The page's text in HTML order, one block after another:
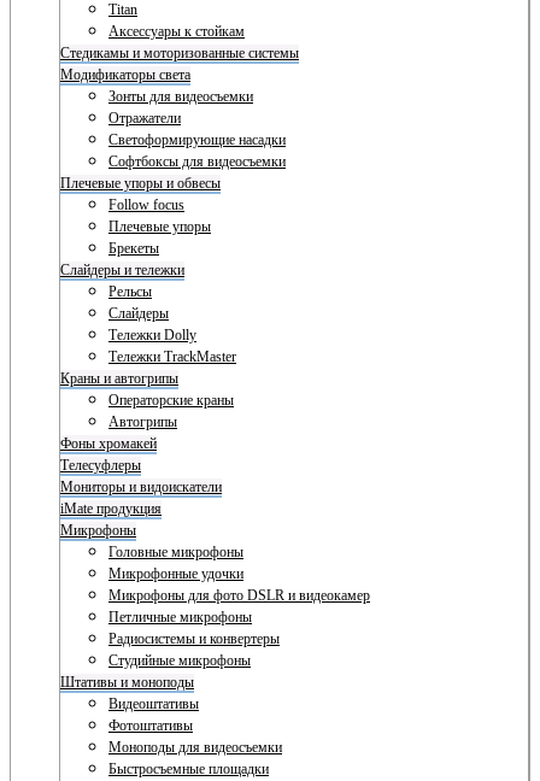
Titan
Аксессуары к стойкам
Стедикамы и моторизованные системы
Модификаторы света
Зонты для видеосъемки
Отражатели
Светоформирующие насадки
Софтбоксы для видеосъемки
Плечевые упоры и обвесы
Follow focus
Плечевые упоры
Брекеты
Слайдеры и тележки
Рельсы
Слайдеры
Тележки Dolly
Тележки TrackMaster
Краны и автогрипы
Операторские краны
Автогрипы
Фоны хромакей
Телесуфлеры
Мониторы и видоискатели
iMate продукция
Микрофоны
Головные микрофоны
Микрофонные удочки
Микрофоны для фото DSLR и видеокамер
Петличные микрофоны
Радиосистемы и конвертеры
Студийные микрофоны
Штативы и моноподы
Видеоштативы
Фотоштативы
Моноподы для видеосъемки
Быстросъемные площадки